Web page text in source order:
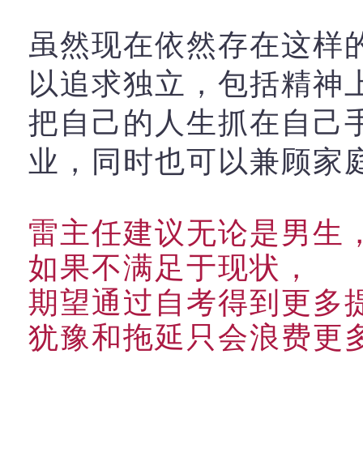
虽然现在依然存在这样
以追求独立，包括精神
把自己的人生抓在自己
业，同时也可以兼顾家
雷主任建议无论是男生
如果不满足于现状，
期望通过自考得到更多
犹豫和拖延只会浪费更